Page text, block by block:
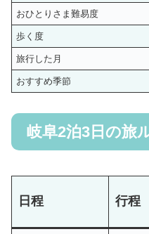
おひとりさま難易度
歩く度
旅行した月
おすすめ季節
岐阜2泊3日の旅
日程 行程